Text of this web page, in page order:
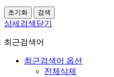
상세검색닫기
최근검색어
최근검색어 옵션
전체삭제